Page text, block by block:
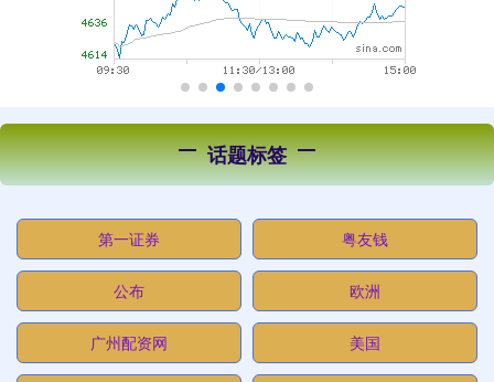
话题标签
第一证券 粤友钱
公布 欧洲
广州配资网 美国